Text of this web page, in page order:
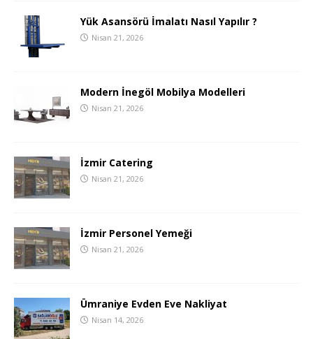
Yük Asansörü İmalatı Nasıl Yapılır ?
Nisan 21, 2026
Modern İnegöl Mobilya Modelleri
Nisan 21, 2026
İzmir Catering
Nisan 21, 2026
İzmir Personel Yemeği
Nisan 21, 2026
Ümraniye Evden Eve Nakliyat
Nisan 14, 2026